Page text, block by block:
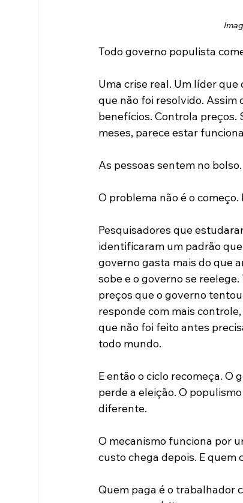
Todo governo populista
Uma crise real. Um líder que
que não foi resolvido. Assim
benefícios. Controla preços.
meses, parece estar
As pessoas sentem no
O problema não é o começo.
Pesquisadores que
identificaram um padrão
governo gasta mais do que
sobe e o governo se
preços que o governo
responde com mais
que não foi feito antes
todo mundo.
E então o ciclo recomeça. O
perde a eleição. O
diferente.
O mecanismo funciona por
custo chega depois. E quem
Quem paga é o trabalhador